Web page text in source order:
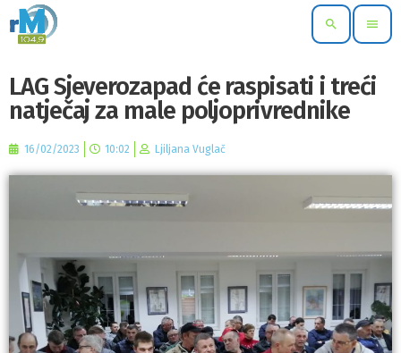
search menu
LAG Sjeverozapad će raspisati i treći
natječaj za male poljoprivrednike
16/02/2023 10:02 Ljiljana Vuglač